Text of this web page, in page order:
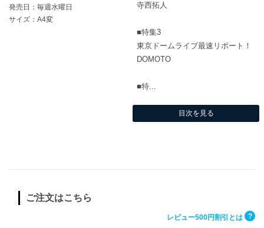
発売日：毎週水曜日
サイズ：A4変
寺西拓人
■特集3
東京ドームライブ最速リポート！
DOMOTO
■特...
目次を見る
ご注文はこちら
レビュー500円割引とは ?